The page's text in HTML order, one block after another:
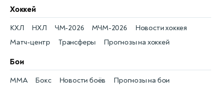
Хоккей
Новости хоккея
КХЛ
Матч-центр
НХЛ
Трансферы
ЧМ-2026
Прогнозы на хоккей
МЧМ-2026
Бои
Новости боёв
MMA Прогнозы на бои
Бокс